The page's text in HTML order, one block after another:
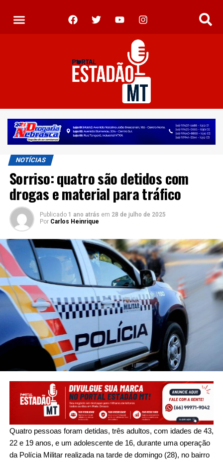
NOTÍCIAS
Sorriso: quatro são detidos com
drogas e material para tráfico
Publicado 1 ano atrás em 28 de julho de 2025
Por Carlos Heinrique
Quatro pessoas foram detidas, três adultos, com idades de 43,
22 e 19 anos, e um adolescente de 16, durante uma operação
da Polícia Militar realizada na tarde de domingo (28), no bairro